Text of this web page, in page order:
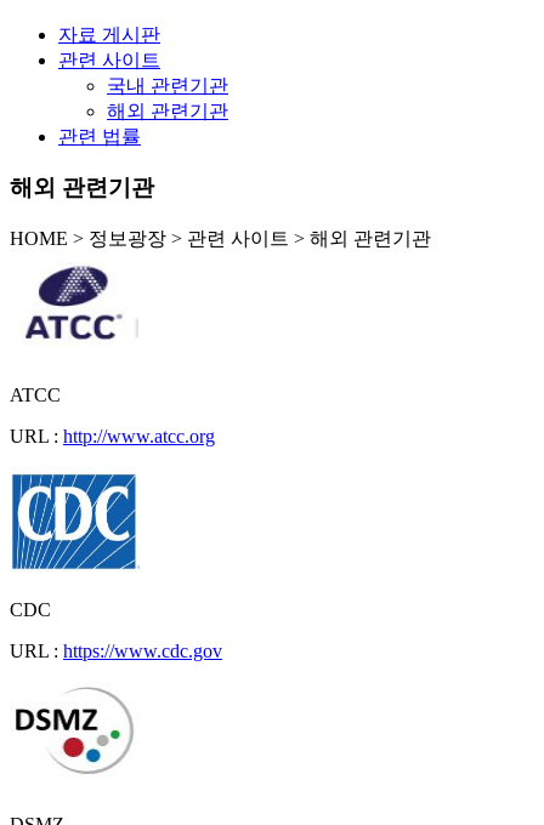
자료 게시판
관련 사이트
국내 관련기관
해외 관련기관
관련 법률
해외 관련기관
HOME > 정보광장 > 관련 사이트 > 해외 관련기관
ATCC
URL : http://www.atcc.org
CDC
URL : https://www.cdc.gov